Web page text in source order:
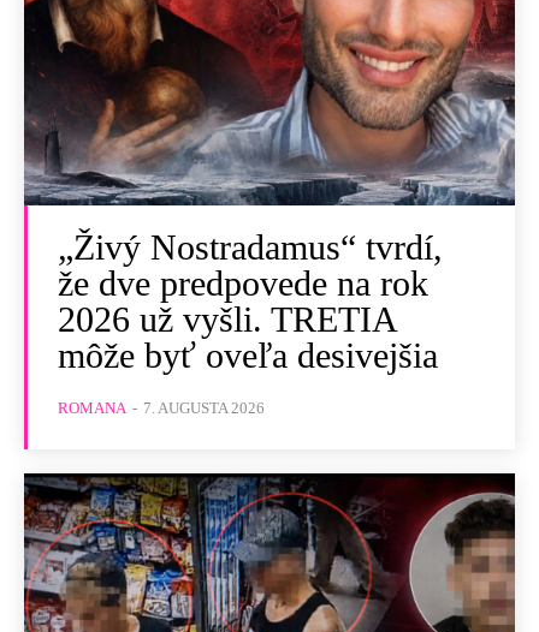
„Živý Nostradamus“ tvrdí,
že dve predpovede na rok
2026 už vyšli. TRETIA
môže byť oveľa desivejšia
ROMANA - 7. AUGUSTA 2026